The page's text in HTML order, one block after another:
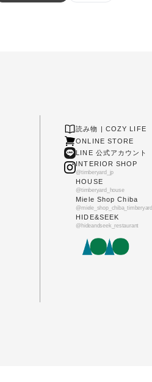
読み物 | COZY LIFE
ONLINE STORE
LINE 公式アカウント
INTERIOR SHOP
@timberyard_jp
HOUSE
@timberyard_house
Miele Shop Chiba
@miele_shop_chiba_timberyard
HIDE&SEEK
@hideandseek_restaurant